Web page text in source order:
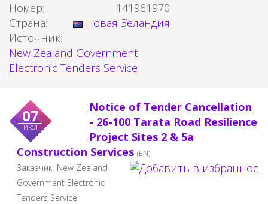
Номер:
141961970
Страна:
Новая Зеландия
Источник:
New Zealand Government
Electronic Tenders Service
07
июл
Notice of Tender Cancellation
- 26-100 Tarata Road Resilience
Project Sites 2 & 5a
Construction Services (EN)
Заказчик: New Zealand
Government Electronic
Tenders Service